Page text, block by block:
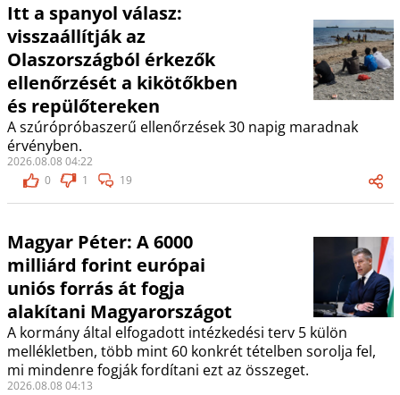
Itt a spanyol válasz:
visszaállítják az
Olaszországból érkezők
ellenőrzését a kikötőkben
és repülőtereken
A szúrópróbaszerű ellenőrzések 30 napig maradnak
érvényben.
2026.08.08 04:22
0
1 19
Magyar Péter: A 6000
milliárd forint európai
uniós forrás át fogja
alakítani Magyarországot
A kormány által elfogadott intézkedési terv 5 külön
mellékletben, több mint 60 konkrét tételben sorolja fel,
mi mindenre fogják fordítani ezt az összeget.
2026.08.08 04:13